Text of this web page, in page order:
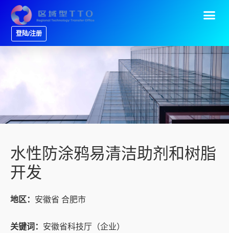
登陆/注册
水性防涂鸦易清洁助剂和树脂
开发
地区： 安徽省 合肥市
关键词： 安徽省科技厅（企业）